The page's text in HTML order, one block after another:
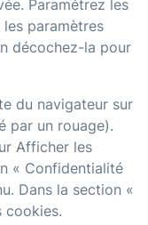
Paramétrez les
paramètres
décochez-la pour
du navigateur sur
par un rouage).
Afficher les
« Confidentialité
Dans la section «
cookies.